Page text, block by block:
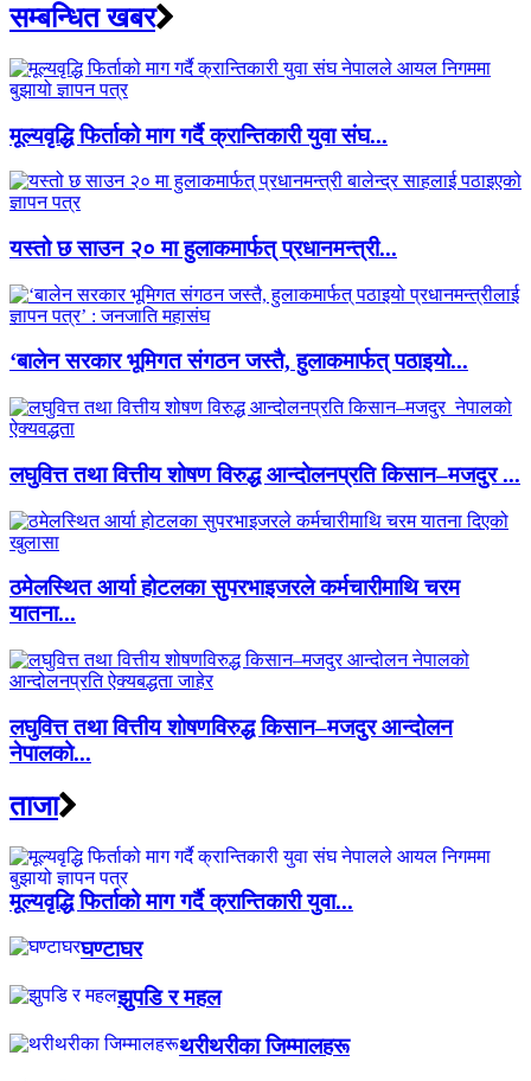
सम्बन्धित खबर
मूल्यवृद्धि फिर्ताको माग गर्दै क्रान्तिकारी युवा संघ...
यस्तो छ साउन २० मा हुलाकमार्फत् प्रधानमन्त्री...
‘बालेन सरकार भूमिगत संगठन जस्तै, हुलाकमार्फत् पठाइयो...
लघुवित्त तथा वित्तीय शोषण विरुद्ध आन्दोलनप्रति किसान–मजदुर ...
ठमेलस्थित आर्या होटलका सुपरभाइजरले कर्मचारीमाथि चरम
यातना...
लघुवित्त तथा वित्तीय शोषणविरुद्ध किसान–मजदुर आन्दोलन
नेपालको...
ताजा
मूल्यवृद्धि फिर्ताको माग गर्दै क्रान्तिकारी युवा...
घण्टाघर
झुपडि र महल
थरीथरीका जिम्मालहरू